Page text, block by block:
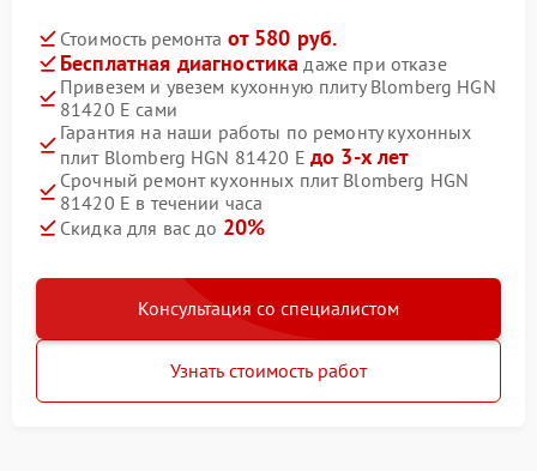
Стоимость ремонта от 580 руб.
Бесплатная диагностика даже при отказе
Привезем и увезем кухонную плиту Blomberg HGN
81420 E сами
Гарантия на наши работы по ремонту кухонных
плит Blomberg HGN 81420 E до 3-х лет
Срочный ремонт кухонных плит Blomberg HGN
81420 E в течении часа
Скидка для вас до 20%
Консультация со специалистом
Узнать стоимость работ